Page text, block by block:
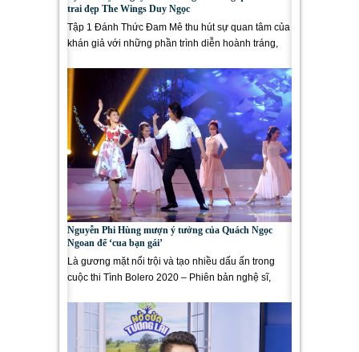
trai đẹp The Wings Duy Ngọc
Tập 1 Đánh Thức Đam Mê thu hút sự quan tâm của
khán giả với những phần trình diễn hoành tráng,
Nguyễn Phi Hùng mượn ý tưởng của Quách Ngọc
Ngoan để ‘cua bạn gái’
Là gương mặt nổi trội và tạo nhiều dấu ấn trong
cuộc thi Tình Bolero 2020 – Phiên bản nghệ sĩ,